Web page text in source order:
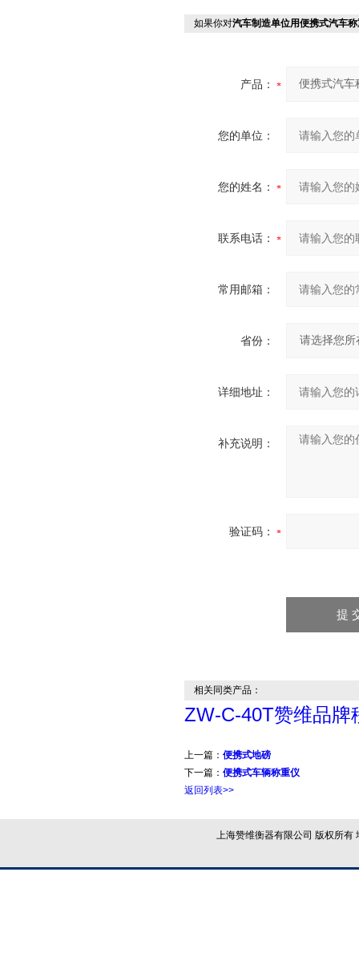
如果你对汽车制造单位用便携式汽车
产品：
您的单位：
您的姓名：
联系电话：
常用邮箱：
省份：
详细地址：
补充说明：
验证码：
相关同类产品：
ZW-C-40T赞维品牌
上一篇： 便携式地磅
下一篇： 便携式车辆称重仪
返回列表>>
上海赞维衡器有限公司 版权所